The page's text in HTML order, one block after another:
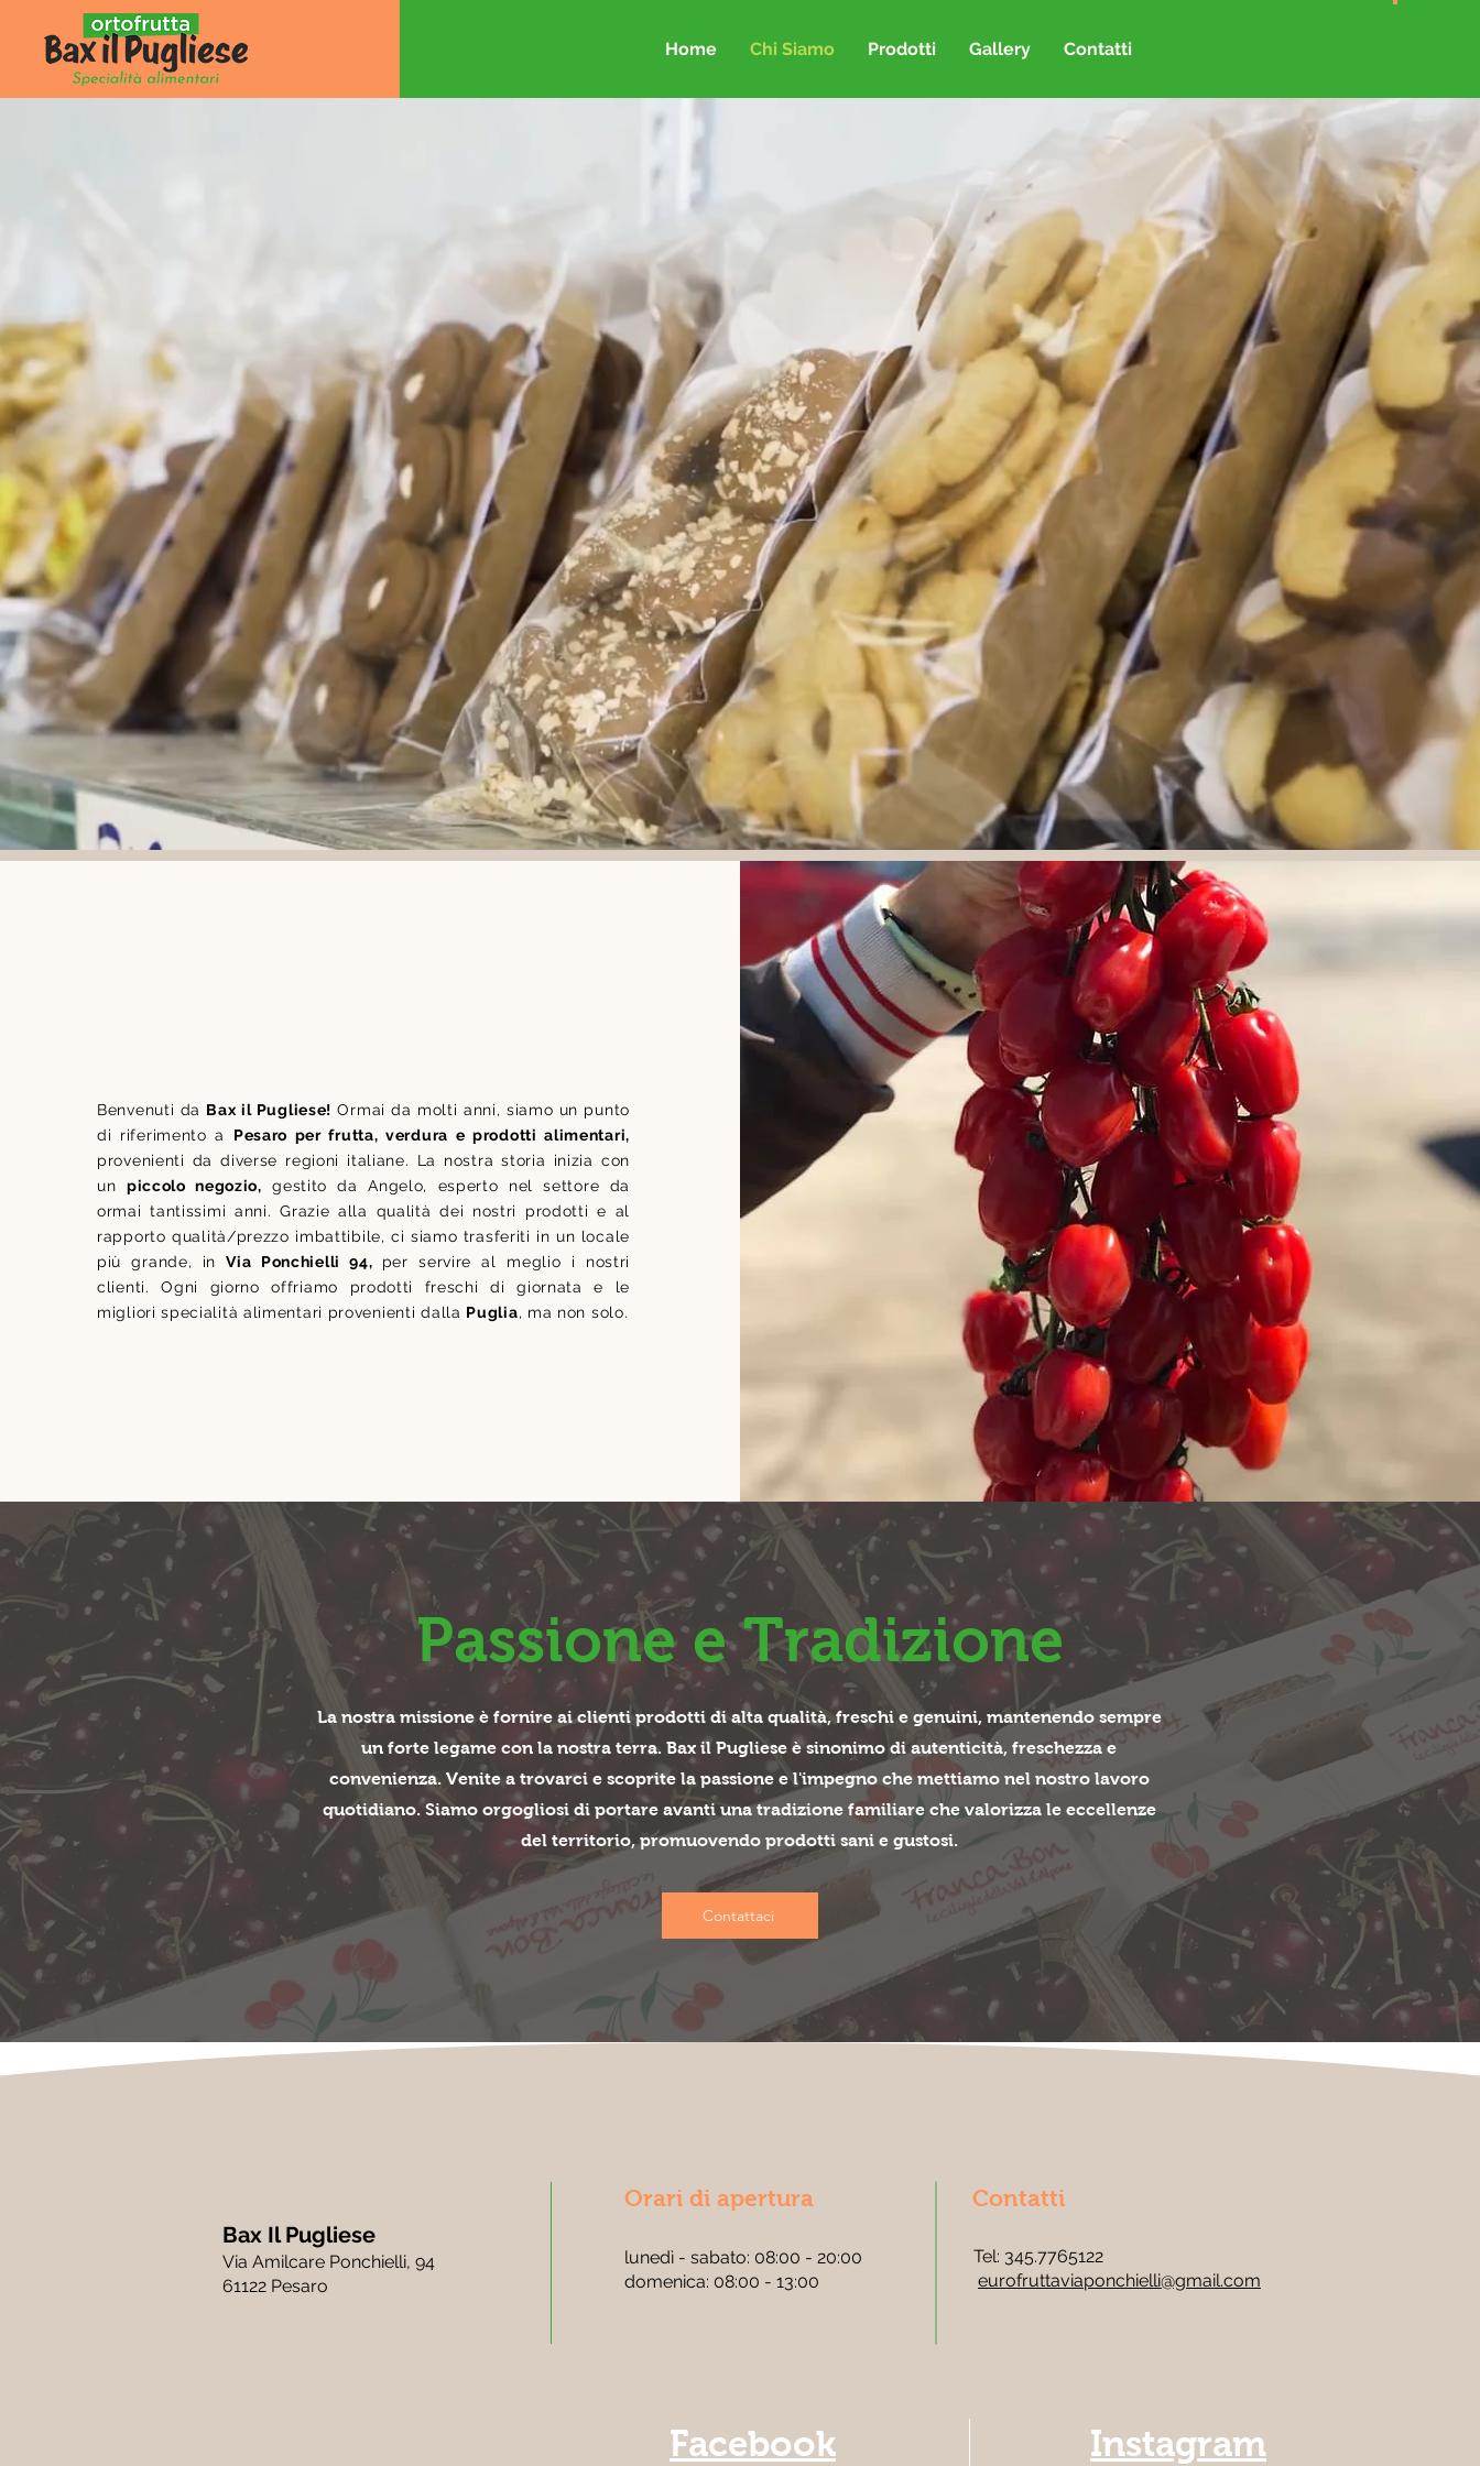
Home Chi Siamo Prodotti Gallery Contatti
Benvenuti da Bax il Pugliese! Ormai da molti anni, siamo un punto
di riferimento a Pesaro per frutta, verdura e prodotti alimentari,
provenienti da diverse regioni italiane. La nostra storia inizia con
un piccolo negozio, gestito da Angelo, esperto nel settore da
ormai tantissimi anni. Grazie alla qualità dei nostri prodotti e al
rapporto qualità/prezzo imbattibile, ci siamo trasferiti in un locale
più grande, inVia Ponchielli 94, per servire al meglio i nostri
clienti. Ogni giorno offriamo prodotti freschi di giornata e le
migliori specialità alimentari provenienti dalla Puglia, ma non solo.
Passione e Tradizione
La nostra missione è fornire ai clienti prodotti di alta qualità, freschi e genuini, mantenendo sempre
un forte legame con la nostra terra. Bax il Pugliese è sinonimo di autenticità, freschezza e
convenienza. Venite a trovarci e scoprite la passione e l'impegno che mettiamo nel nostro lavoro
quotidiano. Siamo orgogliosi di portare avanti una tradizione familiare che valorizza le eccellenze
del territorio, promuovendo prodotti sani e gustosi.
Contattaci
Orari di apertura Contatti
Bax Il Pugliese
Via Amilcare Ponchielli, 94
61122 Pesaro
Tel: 345.7765122
eurofruttaviaponchielli@gmail.com
lunedì - sabato: 08:00 - 20:00
domenica: 08:00 - 13:00
Facebook Instagram